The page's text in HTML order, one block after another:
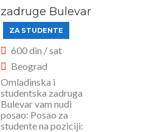
zadruge Bulevar
ZA STUDENTE
600 din / sat
Beograd
Omladinska i
studentska zadruga
Bulevar vam nudi
posao: Posao za
studente na poziciji: